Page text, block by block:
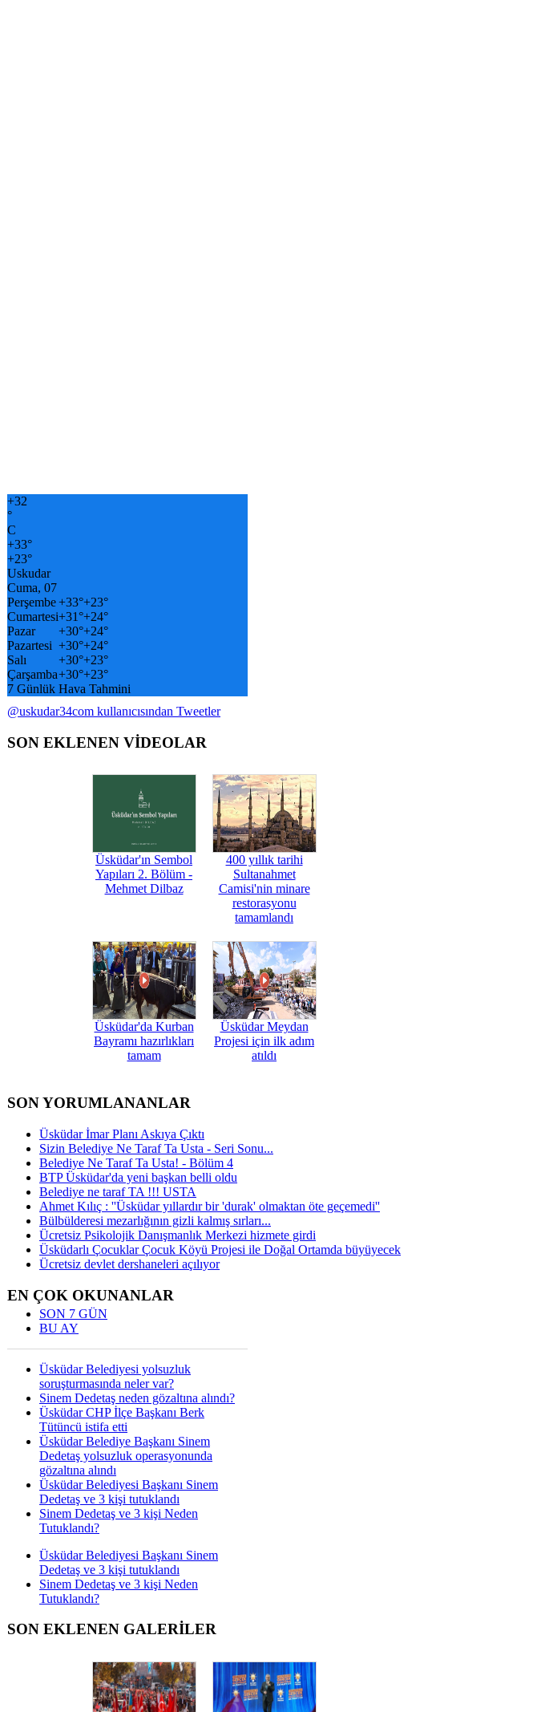
+32
°
C
+33°
+23°
Uskudar
Cuma, 07
Perşembe+33°+23°
Cumartesi+31°+24°
Pazar
+30°+24°
Pazartesi +30°+24°
Salı
+30°+23°
Çarşamba+30°+23°
7 Günlük Hava Tahmini
@uskudar34com kullanıcısından Tweetler
SON EKLENEN VİDEOLAR
Üsküdar'ın Sembol
Yapıları 2. Bölüm -
Mehmet Dilbaz
400 yıllık tarihi
Sultanahmet
Camisi'nin minare
restorasyonu
tamamlandı
Üsküdar'da Kurban
Bayramı hazırlıkları
tamam
Üsküdar Meydan
Projesi için ilk adım
atıldı
SON YORUMLANANLAR
Üsküdar İmar Planı Askıya Çıktı
Sizin Belediye Ne Taraf Ta Usta - Seri Sonu...
Belediye Ne Taraf Ta Usta! - Bölüm 4
BTP Üsküdar'da yeni başkan belli oldu
Belediye ne taraf TA !!! USTA
Ahmet Kılıç : ''Üsküdar yıllardır bir 'durak' olmaktan öte geçemedi''
Bülbülderesi mezarlığının gizli kalmış sırları...
Ücretsiz Psikolojik Danışmanlık Merkezi hizmete girdi
Üsküdarlı Çocuklar Çocuk Köyü Projesi ile Doğal Ortamda büyüyecek
Ücretsiz devlet dershaneleri açılıyor
EN ÇOK OKUNANLAR
SON 7 GÜN
BU AY
Üsküdar Belediyesi yolsuzluk
soruşturmasında neler var?
Sinem Dedetaş neden gözaltına alındı?
Üsküdar CHP İlçe Başkanı Berk
Tütüncü istifa etti
Üsküdar Belediye Başkanı Sinem
Dedetaş yolsuzluk operasyonunda
gözaltına alındı
Üsküdar Belediyesi Başkanı Sinem
Dedetaş ve 3 kişi tutuklandı
Sinem Dedetaş ve 3 kişi Neden
Tutuklandı?
Üsküdar Belediyesi Başkanı Sinem
Dedetaş ve 3 kişi tutuklandı
Sinem Dedetaş ve 3 kişi Neden
Tutuklandı?
SON EKLENEN GALERİLER